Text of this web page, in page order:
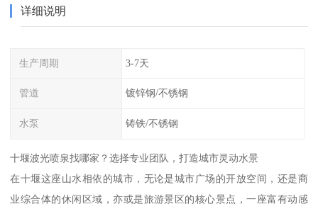
详细说明
生产周期 3-7天
管道 镀锌钢/不锈钢
水泵 铸铁/不锈钢
十堰波光喷泉找哪家？选择专业团队，打造城市灵动水景
在十堰这座山水相依的城市，无论是城市广场的开放空间，还是商
业综合体的休闲区域，亦或是旅游景区的核心景点，一座富有动感